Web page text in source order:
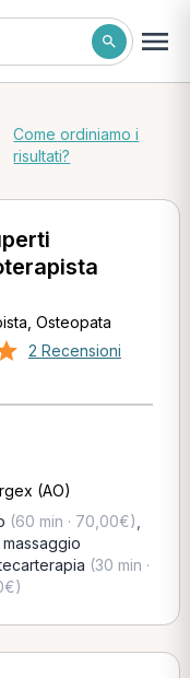
Come ordiniamo i
risultati?
Osteopata
2 Recensioni
(AO)
(60 min · 70,00€)
massaggio
(30 min ·